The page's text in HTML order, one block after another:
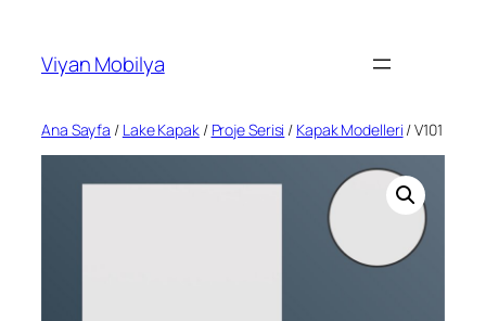
Viyan Mobilya
Ana Sayfa / Lake Kapak/ Proje Serisi / Kapak Modelleri / V101